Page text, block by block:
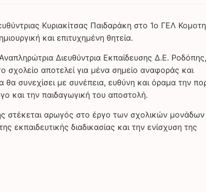
Κυριακίτσας Παιδαράκη στο 1ο ΓΕΛ
και επιτυχημένη θητεία.
Διευθύντρια Εκπαίδευσης Δ.Ε.
σχολείο αποτελεί για μένα σημείο αναφοράς και
θα συνεχίσει με συνέπεια, ευθύνη και όραμα την
και την παιδαγωγική του αποστολή.
στέκεται αρωγός στο έργο των σχολικών μονάδων
εκπαιδευτικής διαδικασίας και την ενίσχυση της